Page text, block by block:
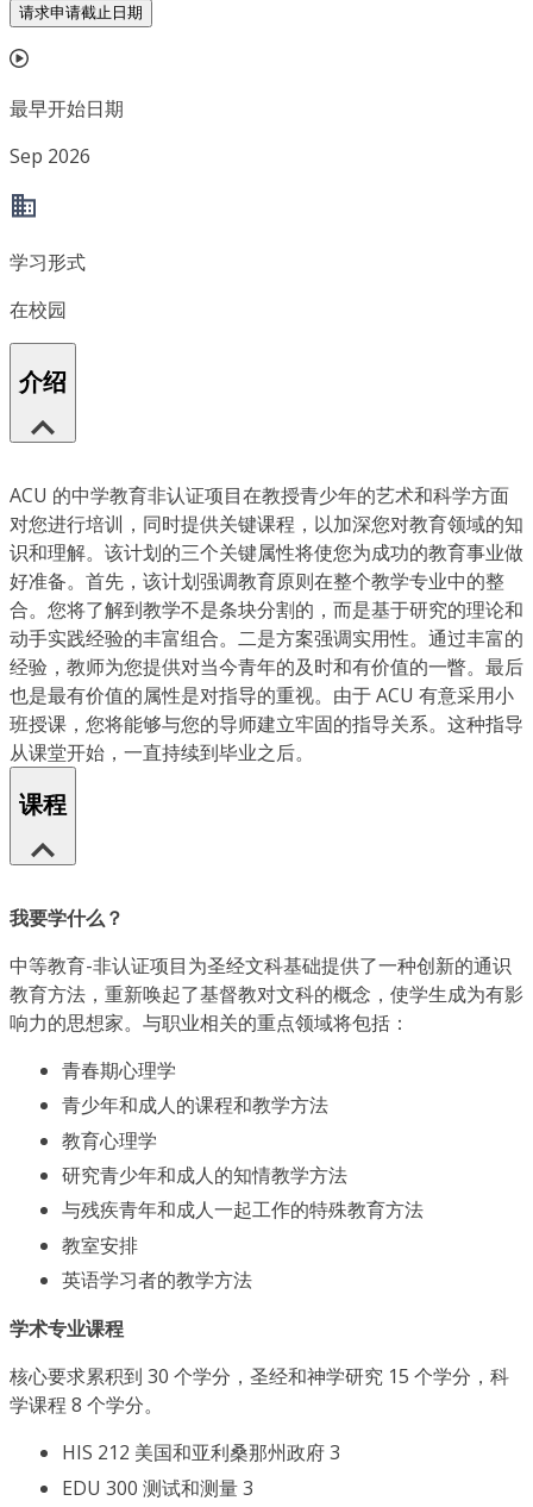
请求申请截止日期
最早开始日期
Sep 2026
学习形式
在校园
介绍
ACU 的中学教育非认证项目在教授青少年的艺术和科学方面
对您进行培训，同时提供关键课程，以加深您对教育领域的知
识和理解。该计划的三个关键属性将使您为成功的教育事业做
好准备。首先，该计划强调教育原则在整个教学专业中的整
合。您将了解到教学不是条块分割的，而是基于研究的理论和
动手实践经验的丰富组合。二是方案强调实用性。通过丰富的
经验，教师为您提供对当今青年的及时和有价值的一瞥。最后
也是最有价值的属性是对指导的重视。由于 ACU 有意采用小
班授课，您将能够与您的导师建立牢固的指导关系。这种指导
从课堂开始，一直持续到毕业之后。
课程
我要学什么？
中等教育-非认证项目为圣经文科基础提供了一种创新的通识
教育方法，重新唤起了基督教对文科的概念，使学生成为有影
响力的思想家。与职业相关的重点领域将包括：
青春期心理学
青少年和成人的课程和教学方法
教育心理学
研究青少年和成人的知情教学方法
与残疾青年和成人一起工作的特殊教育方法
教室安排
英语学习者的教学方法
学术专业课程
核心要求累积到 30 个学分，圣经和神学研究 15 个学分，科
学课程 8 个学分。
HIS 212 美国和亚利桑那州政府 3
EDU 300 测试和测量 3